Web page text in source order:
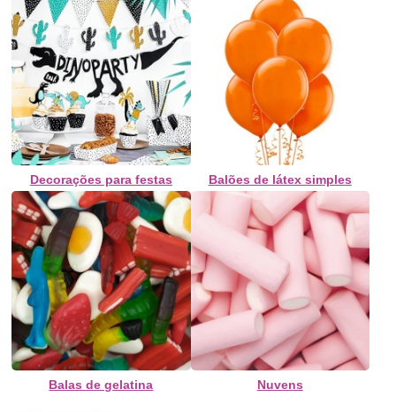
Decorações para festas Balões de látex simples
Balas de gelatina Nuvens